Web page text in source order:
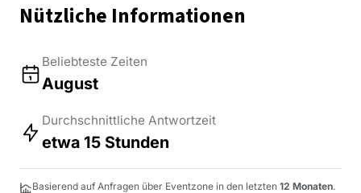
Nützliche Informationen
Beliebteste Zeiten
August
Durchschnittliche Antwortzeit
etwa 15 Stunden
Basierend auf Anfragen über Eventzone in den letzten 12 Monaten.